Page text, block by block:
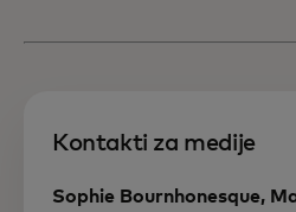
Kontakti za medije
Sophie Bournhonesque,